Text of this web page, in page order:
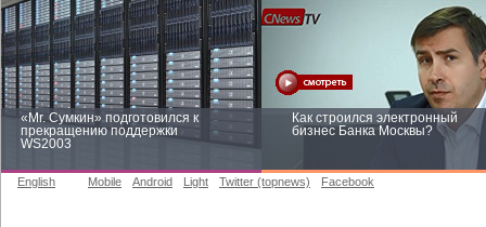
«Mr. Сумкин» подготовился к
прекращению поддержки
WS2003
Как строился электронный
бизнес Банка Москвы?
English Mobile Android Light Twitter (topnews) Facebook